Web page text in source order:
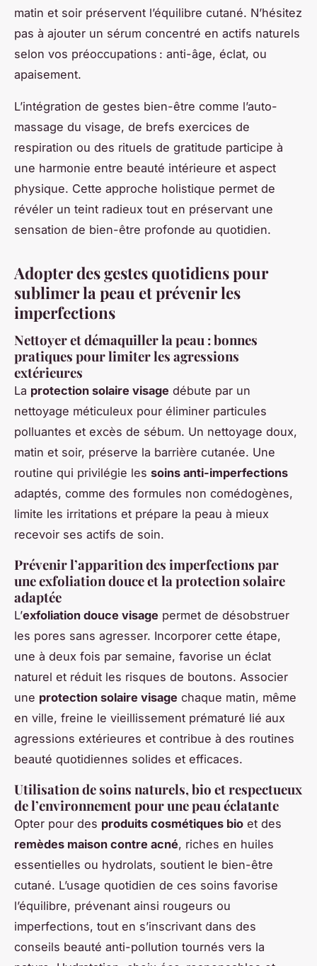
matin et soir préservent l’équilibre cutané. N’hésitez
pas à ajouter un sérum concentré en actifs naturels
selon vos préoccupations : anti-âge, éclat, ou
apaisement.
L’intégration de gestes bien-être comme l’auto-
massage du visage, de brefs exercices de
respiration ou des rituels de gratitude participe à
une harmonie entre beauté intérieure et aspect
physique. Cette approche holistique permet de
révéler un teint radieux tout en préservant une
sensation de bien-être profonde au quotidien.
Adopter des gestes quotidiens pour
sublimer la peau et prévenir les
imperfections
Nettoyer et démaquiller la peau : bonnes
pratiques pour limiter les agressions
extérieures
La protection solaire visage débute par un
nettoyage méticuleux pour éliminer particules
polluantes et excès de sébum. Un nettoyage doux,
matin et soir, préserve la barrière cutanée. Une
routine qui privilégie les soins anti-imperfections
adaptés, comme des formules non comédogènes,
limite les irritations et prépare la peau à mieux
recevoir ses actifs de soin.
Prévenir l’apparition des imperfections par
une exfoliation douce et la protection solaire
adaptée
L’exfoliation douce visage permet de désobstruer
les pores sans agresser. Incorporer cette étape,
une à deux fois par semaine, favorise un éclat
naturel et réduit les risques de boutons. Associer
une protection solaire visage chaque matin, même
en ville, freine le vieillissement prématuré lié aux
agressions extérieures et contribue à des routines
beauté quotidiennes solides et efficaces.
Utilisation de soins naturels, bio et respectueux
de l’environnement pour une peau éclatante
Opter pour des produits cosmétiques bio et des
remèdes maison contre acné, riches en huiles
essentielles ou hydrolats, soutient le bien-être
cutané. L’usage quotidien de ces soins favorise
l’équilibre, prévenant ainsi rougeurs ou
imperfections, tout en s’inscrivant dans des
conseils beauté anti-pollution tournés vers la